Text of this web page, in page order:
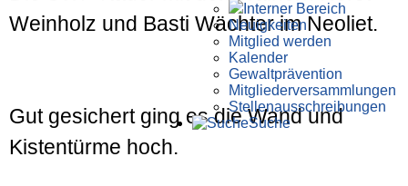
Interner Bereich
Neuigkeiten
Mitglied werden
Kalender
Gewaltprävention
Mitglieder­versammlungen
Stellen­aus­schrei­bungen
Suche
Weinholz und Basti Wächter im Neoliet.
Gut gesichert ging es die Wand und
Kistentürme hoch.